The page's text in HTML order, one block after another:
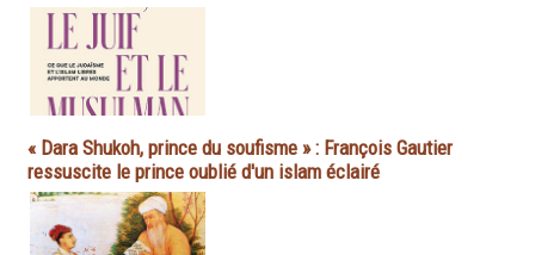
« Dara Shukoh, prince du soufisme » : François Gautier
ressuscite le prince oublié d'un islam éclairé